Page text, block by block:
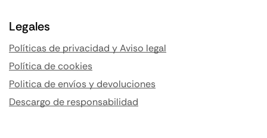
Legales
Políticas de privacidad y Aviso legal
Política de cookies
Politica de envíos y devoluciones
Descargo de responsabilidad